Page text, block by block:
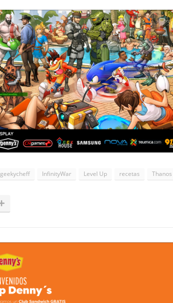
geekycheff InfinityWar Level Up recetas Thanos